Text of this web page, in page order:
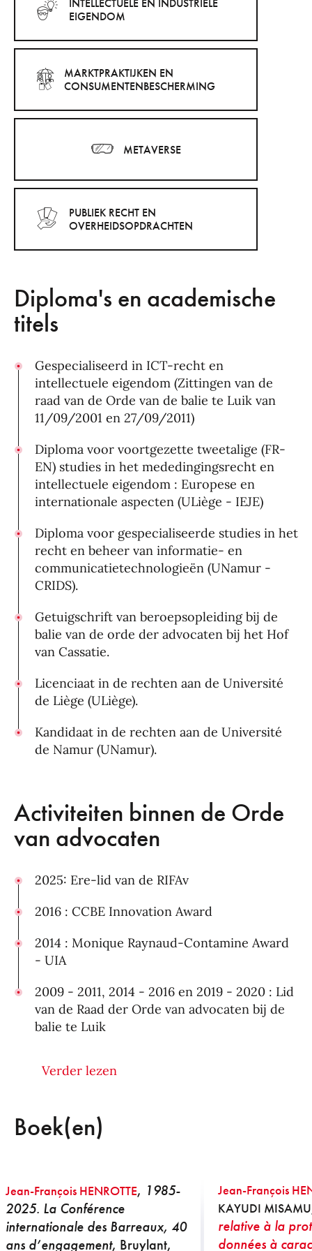
INTELLECTUELE EN INDUSTRIËLE
EIGENDOM
MARKTPRAKTIJKEN EN
CONSUMENTENBESCHERMING
METAVERSE
PUBLIEK RECHT EN
OVERHEIDSOPDRACHTEN
Diploma's en academische
titels
Gespecialiseerd in ICT-recht en
intellectuele eigendom (Zittingen van de
raad van de Orde van de balie te Luik van
11/09/2001 en 27/09/2011)
Diploma voor voortgezette tweetalige (FR-
EN) studies in het mededingingsrecht en
intellectuele eigendom : Europese en
internationale aspecten (ULiège - IEJE)
Diploma voor gespecialiseerde studies in het
recht en beheer van informatie- en
communicatietechnologieën (UNamur -
CRIDS).
Getuigschrift van beroepsopleiding bij de
balie van de orde der advocaten bij het Hof
van Cassatie.
Licenciaat in de rechten aan de Université
de Liège (ULiège).
Kandidaat in de rechten aan de Université
de Namur (UNamur).
Activiteiten binnen de Orde
van advocaten
2025: Ere-lid van de RIFAv
2016 : CCBE Innovation Award
2014 : Monique Raynaud-Contamine Award
- UIA
2009 - 2011, 2014 - 2016 en 2019 - 2020 : Lid
van de Raad der Orde van advocaten bij de
balie te Luik
commissie Buitenlandse betrekkingen van
2019 - 2021 : Voorzitter van de Commissie
Innovatie van de Orde van advocaten bij de
1999 - 2020 : Voorzitter van de Commissie
ICT van de Orde van advocaten bij de balie
te Luik.
Verder lezen
Boek(en)
Jean-François HENROTTE, 1985-
2025. La Conférence
internationale des Barreaux, 40
ans d’engagement, Bruylant,
Jean-François
KAYUDI MISAMU
relative à la
données à